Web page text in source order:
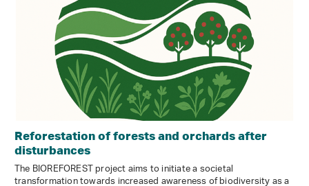
Reforestation of forests and orchards after
disturbances
The BIOREFOREST project aims to initiate a societal
transformation towards increased awareness of biodiversity as a